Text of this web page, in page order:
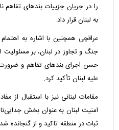
را در جریان جزییات بندهای تفاهم
به لبنان قرار داد.
عراقچی همچنین با اشاره به
جنگ و تجاوز در لبنان، بر مسئولیت
حسن اجرای بندهای تفاهم و
علیه لبنان تأکید کرد.
مقامات لبنانی نیز با استقبال از
امنیت لبنان به عنوان بخش
ثبات در منطقه تاکید و از